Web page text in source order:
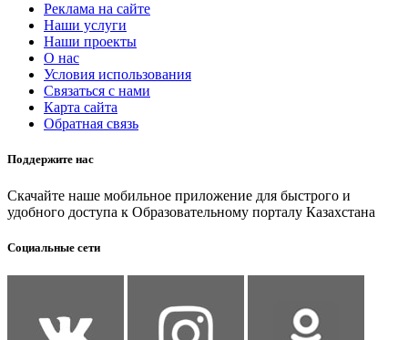
Реклама на сайте
Наши услуги
Наши проекты
О нас
Условия использования
Связаться с нами
Карта сайта
Обратная связь
Поддержите нас
Скачайте наше мобильное приложение для быстрого и
удобного доступа к Образовательному порталу Казахстана
Социальные сети